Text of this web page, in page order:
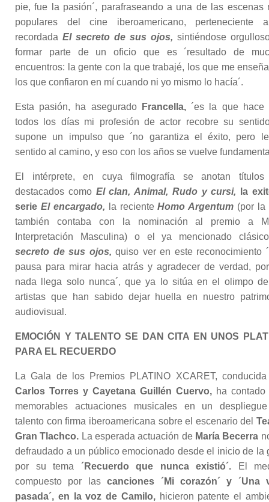
pie, fue la pasión´, parafraseando a una de las escenas
populares del cine iberoamericano, perteneciente
recordada El secreto de sus ojos, sintiéndose
formar parte de un oficio que es ´resultado de
encuentros: la gente con la que trabajé, los que me
los que confiaron en mí cuando ni yo mismo lo hacía´.
Esta pasión, ha asegurado Francella,´es la que hace
todos los días mi profesión de actor recobre su
supone un impulso que ´no garantiza el éxito, pero
sentido al camino, y eso con los años se vuelve
El intérprete, en cuya filmografía se anotan títulos
destacados como El clan, Animal, Rudo y cursi, la
serie El encargado, la recienteHomo Argentum (por la
también contaba con la nominación al premio a
Interpretación Masculina) o el ya mencionado
secreto de sus ojos, quiso ver en este reconocimiento
pausa para mirar hacia atrás y agradecer de verdad,
nada llega solo nunca´, que ya lo sitúa en el olimpo
artistas que han sabido dejar huella en nuestro
audiovisual.
EMOCIÓN Y TALENTO SE DAN CITA EN UNOS
PARA EL RECUERDO
La Gala de los Premios PLATINO XCARET,
Carlos Torres y Cayetana Guillén Cuervo, ha contado
memorables actuaciones musicales en un
talento con firma iberoamericana sobre el escenario del
Gran Tlachco. La esperada actuación de María Becerra
defraudado a un público emocionado desde el inicio de la
por su tema ´Recuerdo que nunca existió´. El
compuesto por lascanciones ´Mi corazón´ y ´Una
pasada´, en la voz de Camilo,hicieron patente el